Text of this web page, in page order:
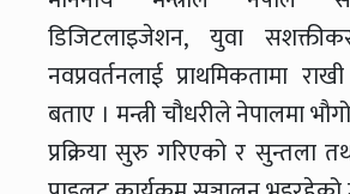
डिजिटलाइजेशन, युवा
नवप्रवर्तनलाई प्राथमिकतामा
बताए । मन्त्री चौधरीले नेपालमा
प्रक्रिया सुरु गरिएको र सुन्तला